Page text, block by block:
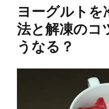
ヨーグルトを
法と解凍のコ
うなる？